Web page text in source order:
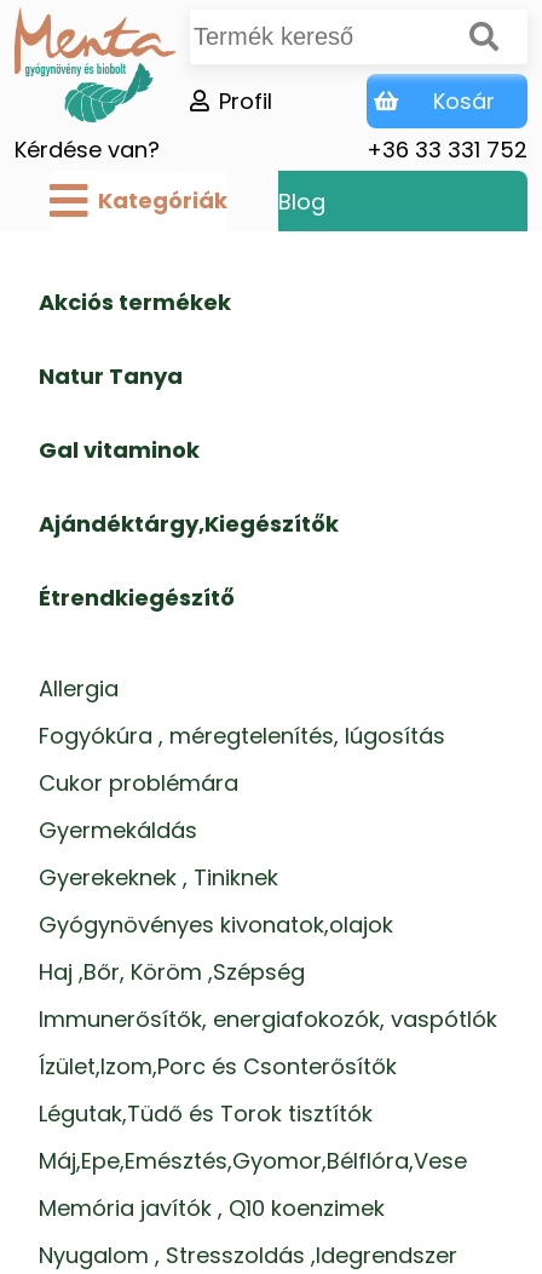
Kérdése van? +36 33 331 752
Profil Kosár
Kategóriák Blog
Akciós termékek
Natur Tanya
Gal vitaminok
Ajándéktárgy,Kiegészítők
Étrendkiegészítő
Allergia
Fogyókúra , méregtelenítés, lúgosítás
Cukor problémára
Gyermekáldás
Gyerekeknek , Tiniknek
Gyógynövényes kivonatok,olajok
Haj ,Bőr, Köröm ,Szépség
Immunerősítők, energiafokozók, vaspótlók
Ízület,Izom,Porc és Csonterősítők
Légutak,Tüdő és Torok tisztítók
Máj,Epe,Emésztés,Gyomor,Bélflóra,Vese
Memória javítók , Q10 koenzimek
Nyugalom , Stresszoldás ,Idegrendszer